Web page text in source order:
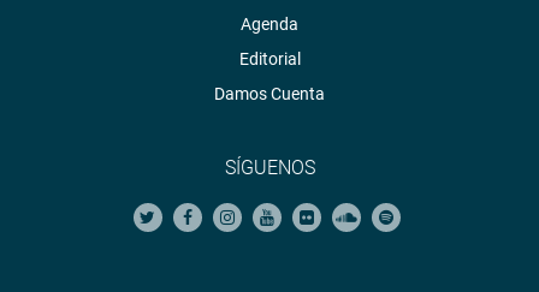
Agenda
Editorial
Damos Cuenta
SÍGUENOS